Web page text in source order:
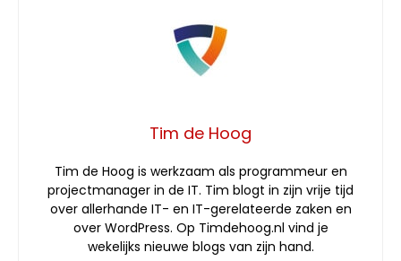
Tim de Hoog
Tim de Hoog is werkzaam als programmeur en
projectmanager in de IT. Tim blogt in zijn vrije tijd
over allerhande IT- en IT-gerelateerde zaken en
over WordPress. Op Timdehoog.nl vind je
wekelijks nieuwe blogs van zijn hand.